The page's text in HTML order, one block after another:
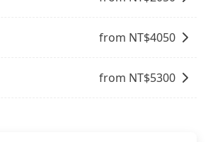
，一般來說越早預訂價格越優，且
，請儘早下訂以把握最划算的價
from NT$4050
from NT$5300